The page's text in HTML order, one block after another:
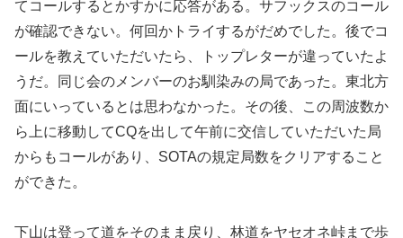
てコールするとかすかに応答がある。サフックスのコール
が確認できない。何回かトライするがだめでした。後でコ
ールを教えていただいたら、トップレターが違っていたよ
うだ。同じ会のメンバーのお馴染みの局であった。東北方
面にいっているとは思わなかった。その後、この周波数か
ら上に移動してCQを出して午前に交信していただいた局
からもコールがあり、SOTAの規定局数をクリアすること
ができた。
下山は登って道をそのまま戻り、林道をヤセオネ峠まで歩